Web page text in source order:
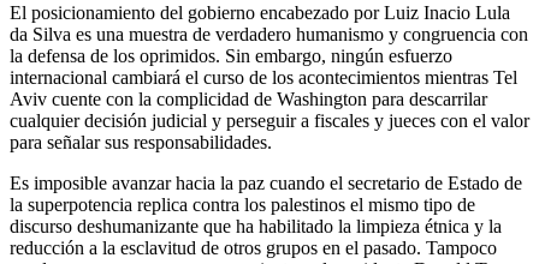
El posicionamiento del gobierno encabezado por Luiz Inacio Lula
da Silva es una muestra de verdadero humanismo y congruencia con
la defensa de los oprimidos. Sin embargo, ningún esfuerzo
internacional cambiará el curso de los acontecimientos mientras Tel
Aviv cuente con la complicidad de Washington para descarrilar
cualquier decisión judicial y perseguir a fiscales y jueces con el valor
para señalar sus responsabilidades.
Es imposible avanzar hacia la paz cuando el secretario de Estado de
la superpotencia replica contra los palestinos el mismo tipo de
discurso deshumanizante que ha habilitado la limpieza étnica y la
reducción a la esclavitud de otros grupos en el pasado. Tampoco